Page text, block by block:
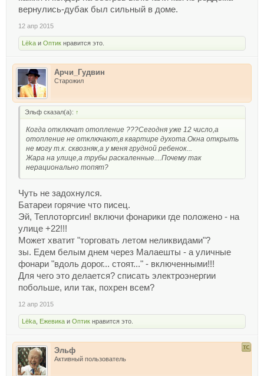
вернулись-дубак был сильный в доме.
12 апр 2015
Lёka и Оптик нравится это.
Арчи_Гудвин
Старожил
Эльф сказал(а): ↑
Когда отключат отопление ???Сегодня уже 12 число,а
отопление не отключают,в квартире духота.Окна открыть
не могу т.к. сквозняк,а у меня грудной ребенок...
Жара на улице,а трубы раскаленные....Почему так
нерационально топят?
Чуть не задохнулся.
Батареи горячие что писец.
Эй, Теплоторгсин! включи фонарики где положено - на
улице +22!!!
Может хватит "торговать летом неликвидами"?
зы. Едем белым днем через Малаешты - а уличные
фонари "вдоль дорог... стоят..." - включенными!!!
Для чего это делается? списать электроэнергии
побольше, или так, похрен всем?
12 апр 2015
Lёka Ежевика и Оптик нравится это.
Эльф
Активный пользователь